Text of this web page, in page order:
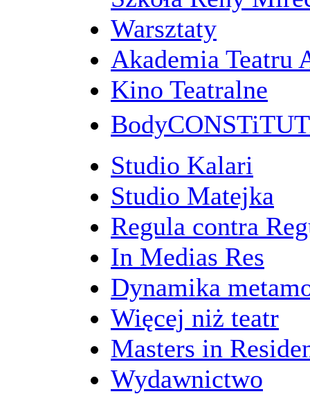
Warsztaty
Akademia Teatru
Kino Teatralne
Studio Kalari
Studio Matejka
Regula contra
In Medias Res
Dynamika
Więcej niż teatr
Masters in
Wydawnictwo